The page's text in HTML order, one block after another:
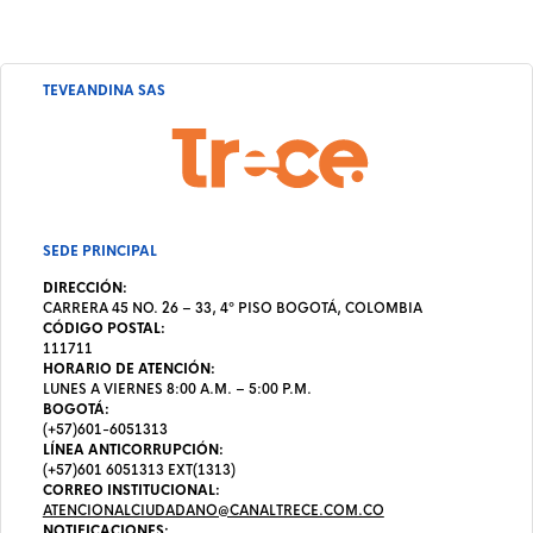
TEVEANDINA SAS
SEDE PRINCIPAL
DIRECCIÓN:
CARRERA 45 NO. 26 – 33, 4º PISO BOGOTÁ, COLOMBIA
CÓDIGO POSTAL:
111711
HORARIO DE ATENCIÓN:
LUNES A VIERNES 8:00 A.M. – 5:00 P.M.
BOGOTÁ:
(+57)601-6051313
LÍNEA ANTICORRUPCIÓN:
(+57)601 6051313 EXT(1313)
CORREO INSTITUCIONAL:
ATENCIONALCIUDADANO@CANALTRECE.COM.CO